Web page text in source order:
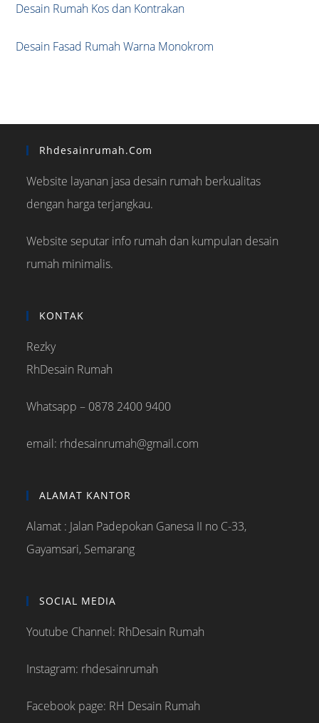
Desain Rumah Kos dan Kontrakan
Desain Fasad Rumah Warna Monokrom
Rhdesainrumah.com
Website layanan jasa desain rumah berkualitas
dengan harga terjangkau.
Website seputar info rumah dan kumpulan desain
rumah minimalis.
KONTAK
Rezky
RhDesain Rumah
Whatsapp – 0878 2400 9400
email: rhdesainrumah@gmail.com
ALAMAT KANTOR
Alamat : Jalan Padepokan Ganesa II no C-33,
Gayamsari, Semarang
SOCIAL MEDIA
Youtube Channel: RhDesain Rumah
Instagram: rhdesainrumah
Facebook page: RH Desain Rumah